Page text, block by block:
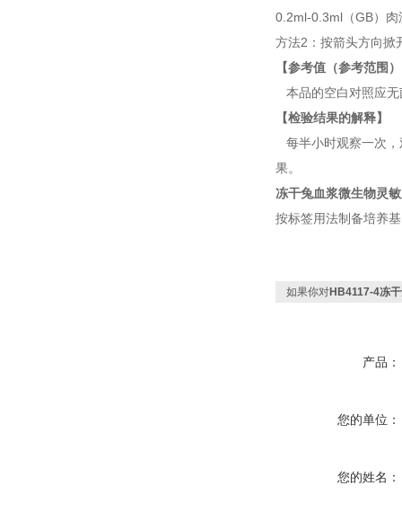
0.2ml-0.3ml（GB）
方法2：按箭头方向
【参考值（参考范围
本品的空白对照应无
【检验结果的解释】
每半小时观察一次，
果。
冻干兔血浆微生物灵
按标签用法制备培养
如果你对HB4117-4冻
产品：
您的单位：
您的姓名：